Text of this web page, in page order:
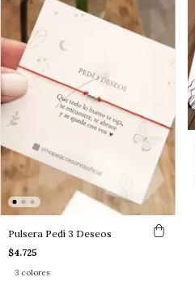
Pulsera Pedí 3 Deseos
$4.725
3 colores